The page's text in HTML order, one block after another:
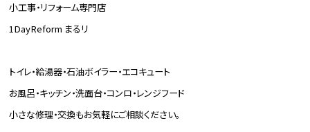
小工事・リフォーム専門店
1DayReform まるリ
トイレ・給湯器・石油ボイラー・エコキュート
お風呂・キッチン・洗面台・コンロ・レンジフード
小さな修理・交換もお気軽にご相談ください。